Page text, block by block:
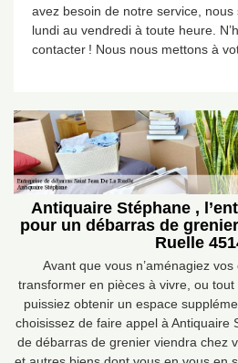
avez besoin de notre service,
lundi au vendredi à toute heure.
contacter ! Nous nous mettons à
Antiquaire Stéphane ,
pour un débarras de
Ruelle
Avant que vous n’aménagiez
transformer en pièces à vivre, ou
puissiez obtenir un espace
choisissez de faire appel à Antiquaire
de débarras de grenier viendra chez